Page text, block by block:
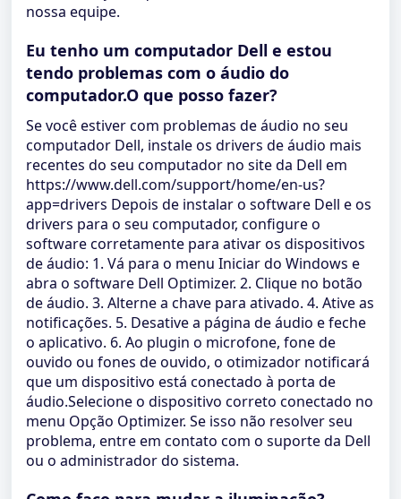
nossa equipe.
Eu tenho um computador Dell e estou
tendo problemas com o áudio do
computador.O que posso fazer?
Se você estiver com problemas de áudio no seu
computador Dell, instale os drivers de áudio mais
recentes do seu computador no site da Dell em
https://www.dell.com/support/home/en-us?
app=drivers Depois de instalar o software Dell e os
drivers para o seu computador, configure o
software corretamente para ativar os dispositivos
de áudio: 1. Vá para o menu Iniciar do Windows e
abra o software Dell Optimizer. 2. Clique no botão
de áudio. 3. Alterne a chave para ativado. 4. Ative as
notificações. 5. Desative a página de áudio e feche
o aplicativo. 6. Ao plugin o microfone, fone de
ouvido ou fones de ouvido, o otimizador notificará
que um dispositivo está conectado à porta de
áudio.Selecione o dispositivo correto conectado no
menu Opção Optimizer. Se isso não resolver seu
problema, entre em contato com o suporte da Dell
ou o administrador do sistema.